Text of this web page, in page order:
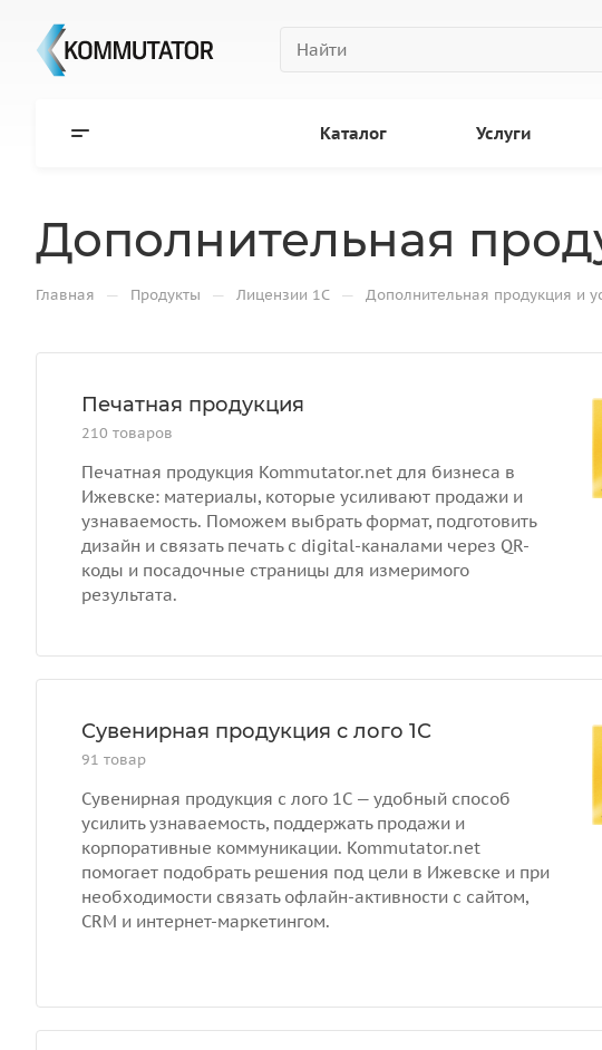
Каталог Услуги
Дополнительная
Главная — Продукты — Лицензии 1С — Дополнительная продукция и
Печатная продукция
210 товаров
Печатная продукция Kommutator.net для бизнеса в
Ижевске: материалы, которые усиливают продажи и
узнаваемость. Поможем выбрать формат, подготовить
дизайн и связать печать с digital-каналами через QR-
коды и посадочные страницы для измеримого
результата.
Сувенирная продукция с лого 1С
91 товар
Сувенирная продукция с лого 1С — удобный способ
усилить узнаваемость, поддержать продажи и
корпоративные коммуникации. Kommutator.net
помогает подобрать решения под цели в Ижевске и при
необходимости связать офлайн-активности с сайтом,
CRM и интернет-маркетингом.